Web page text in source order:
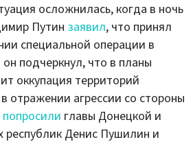
осложнилась, когда в ночь
Путин заявил, что принял
специальной операции в
подчеркнул, что в планы
оккупация территорий
отражении агрессии со стороны
попросили главы Донецкой и
республик Денис Пушилин и